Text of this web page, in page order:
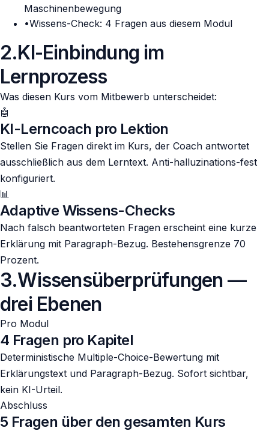
Maschinenbewegung
•Wissens-Check: 4 Fragen aus diesem Modul
2.KI-Einbindung im
Lernprozess
Was diesen Kurs vom Mitbewerb unterscheidet:
🤖
KI-Lerncoach pro Lektion
Stellen Sie Fragen direkt im Kurs, der Coach antwortet
ausschließlich aus dem Lerntext. Anti-halluzinations-fest
konfiguriert.
📊
Adaptive Wissens-Checks
Nach falsch beantworteten Fragen erscheint eine kurze
Erklärung mit Paragraph-Bezug. Bestehensgrenze 70
Prozent.
3.Wissensüberprüfungen —
drei Ebenen
Pro Modul
4 Fragen pro Kapitel
Deterministische Multiple-Choice-Bewertung mit
Erklärungstext und Paragraph-Bezug. Sofort sichtbar,
kein KI-Urteil.
Abschluss
5 Fragen über den gesamten Kurs